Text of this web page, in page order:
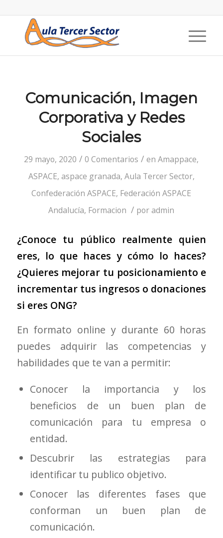
Comunicación, Imagen
Corporativa y Redes
Sociales
29 mayo, 2020 / 0 Comentarios / enAmappace,
ASPACE, aspace granada, Aula Tercer Sector,
Confederación ASPACE, Federación ASPACE
Andalucía, Formacion / poradmin
¿Conoce tu público realmente quien
eres, lo que haces y cómo lo haces?
¿Quieres mejorar tu posicionamiento e
incrementar tus ingresos o donaciones
si eres ONG?
En formato online y durante 60 horas
puedes adquirir las competencias y
habilidades que te van a permitir:
Conocer la importancia y los
beneficios de un buen plan de
comunicación para tu empresa o
entidad.
Descubrir las estrategias para
identificar tu publico objetivo.
Conocer las diferentes fases que
conforman un buen plan de
comunicación.